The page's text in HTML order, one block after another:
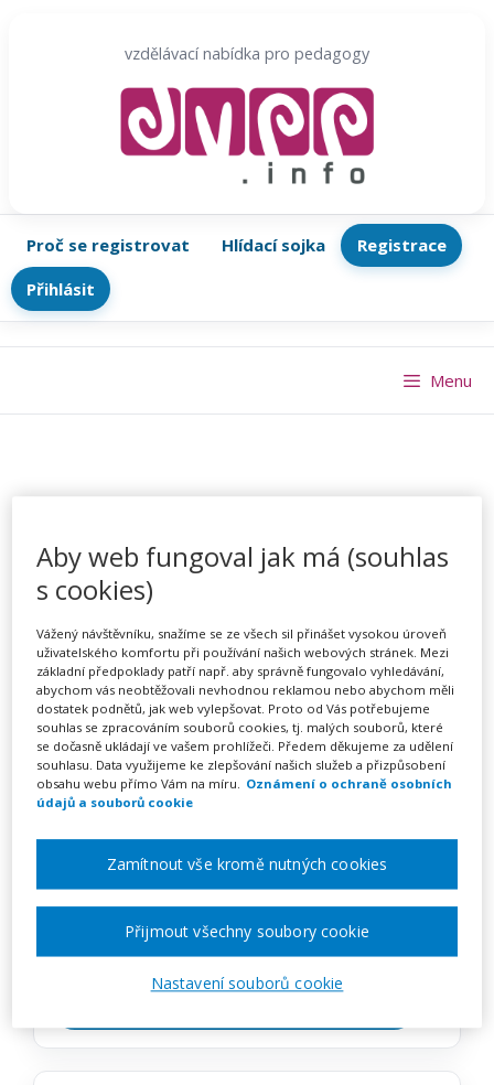
vzdělávací nabídka pro pedagogy
Proč se registrovat Hlídací sojka
Registrace
Přihlásit
hodinu na II. stupni ZŠ za
pomoci AI (webinář)
PořádáZřetel, s.r.o.
TERMÍN
11. 11. 2026
CENA
1950 Kč
Menu
Aby web fungoval jak má (souhlas
s cookies)
Vážený návštěvníku, snažíme se ze všech sil přinášet vysokou úroveň
uživatelského komfortu při používání našich webových stránek. Mezi
základní předpoklady patří např. aby správně fungovalo vyhledávání,
abychom vás neobtěžovali nevhodnou reklamou nebo abychom měli
dostatek podnětů, jak web vylepšovat. Proto od Vás potřebujeme
souhlas se zpracováním souborů cookies, tj. malých souborů, které
se dočasně ukládají ve vašem prohlížeči. Předem děkujeme za udělení
souhlasu. Data využijeme ke zlepšování našich služeb a přizpůsobení
obsahu webu přímo Vám na míru. Oznámení o ochraně osobních
údajů a souborů cookie
Nastavení souborů cookie
Zamítnout vše kromě nutných cookies
Přijmout všechny soubory cookie